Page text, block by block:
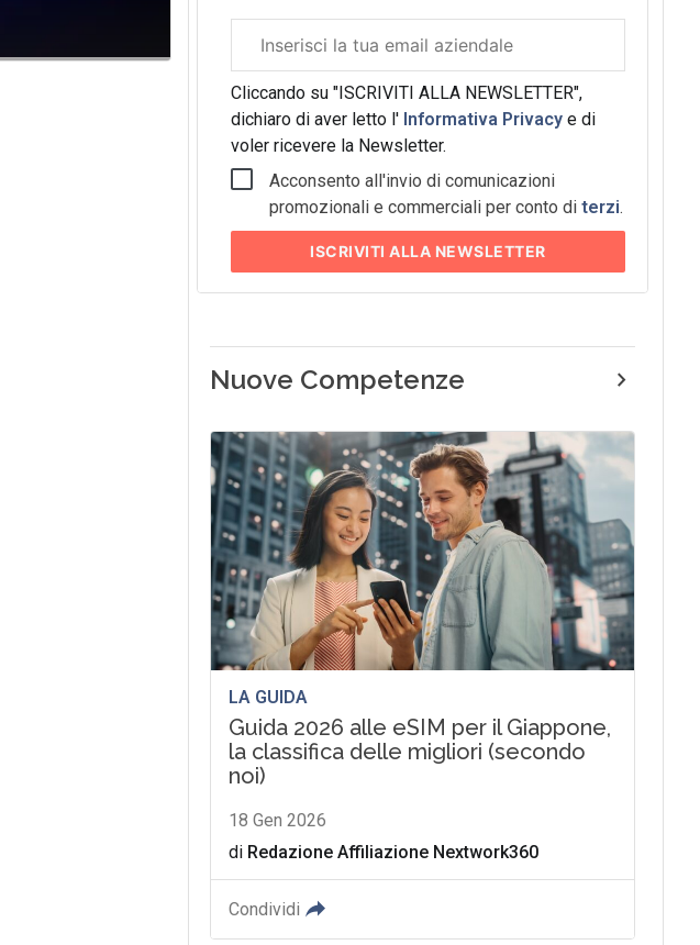
aziendale
Cliccando su "ISCRIVITI ALLA NEWSLETTER",
dichiaro di aver letto l'Informativa Privacy e di
voler ricevere la Newsletter.
Acconsento all'invio di comunicazioni
promozionali e commerciali per conto di terzi.
ISCRIVITIALLA NEWSLETTER
Nuove Competenze
LA GUIDA
Guida 2026 alle eSIM per il Giappone,
la classifica delle migliori (secondo
noi)
18 Gen 2026
di Redazione Affiliazione Nextwork360
Condividi